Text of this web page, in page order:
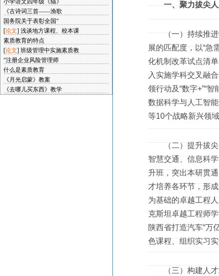
小学语文四年级《猫》
《古诗词三首——渔歌
国务院关于表彰全国“
[论文] 浅谈地方课程、校本课
素质教育的特点
[论文] 班级管理中实施素质教
“注册企业风险管理师
什么是素质教育
《月光启蒙》教案
《去哪儿买东西》教学
一、聚力拔尖
（一）持续推进
展的匹配度，以“急
化机制改革试点清
入实施学科交叉融
领行动及“数字+”“
数据科学与人工智
等10个战略新兴领
（二）提升拔尖
智慧交通、信息科
升班，突出本研贯
才培养各环节，形
为基础的卓越工程
克斯坦卓越工程师
陕西省打造汽车“万
色课程、组织实习
（三）构建人才